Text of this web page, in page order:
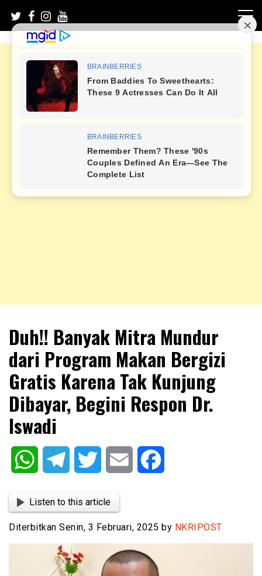
content
NKRIPOST
Duh!! Banyak Mitra Mundur
dari Program Makan Bergizi
Gratis Karena Tak Kunjung
Dibayar, Begini Respon Dr.
Iswadi
WhatsAppTelegram Twitter Email
Listen to this article
Diterbitkan Senin, 3 Februari, 2025 by NKRIPOST